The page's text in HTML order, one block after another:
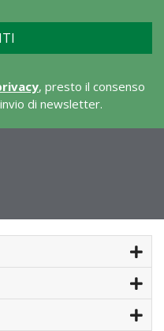
, presto il consenso
di newsletter.